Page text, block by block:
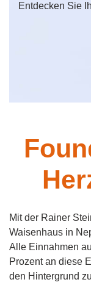
Entdecken Sie
Mit der Rainer
Waisenhaus in
Alle Einnahmen
Prozent an diese
den Hintergrund